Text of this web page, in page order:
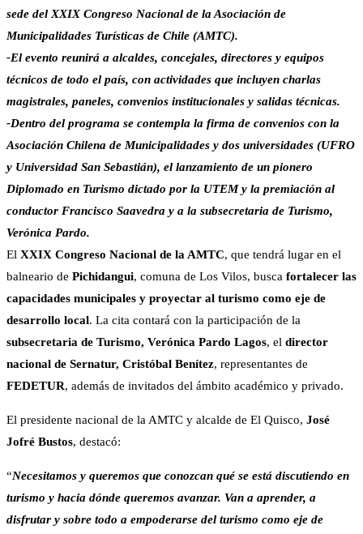
sede del XXIX Congreso Nacional de la Asociación de
Municipalidades Turísticas de Chile (AMTC).
-El evento reunirá a alcaldes, concejales, directores y equipos
técnicos de todo el país, con actividades que incluyen charlas
magistrales, paneles, convenios institucionales y salidas técnicas.
-Dentro del programa se contempla la firma de convenios con la
Asociación Chilena de Municipalidades y dos universidades (UFRO
y Universidad San Sebastián), el lanzamiento de un pionero
Diplomado en Turismo dictado por la UTEM y la premiación al
conductor Francisco Saavedra y a la subsecretaria de Turismo,
Verónica Pardo.
El XXIX Congreso Nacional de la AMTC, que tendrá lugar en el
balneario de Pichidangui, comuna de Los Vilos, busca fortalecer las
capacidades municipales y proyectar al turismo como eje de
desarrollo local. La cita contará con la participación de la
subsecretaria de Turismo, Verónica Pardo Lagos, el director
nacional de Sernatur, Cristóbal Benítez, representantes de
FEDETUR, además de invitados del ámbito académico y privado.
El presidente nacional de la AMTC y alcalde de El Quisco, José
Jofré Bustos, destacó:
“Necesitamos y queremos que conozcan qué se está discutiendo en
turismo y hacia dónde queremos avanzar. Van a aprender, a
disfrutar y sobre todo a empoderarse del turismo como eje de